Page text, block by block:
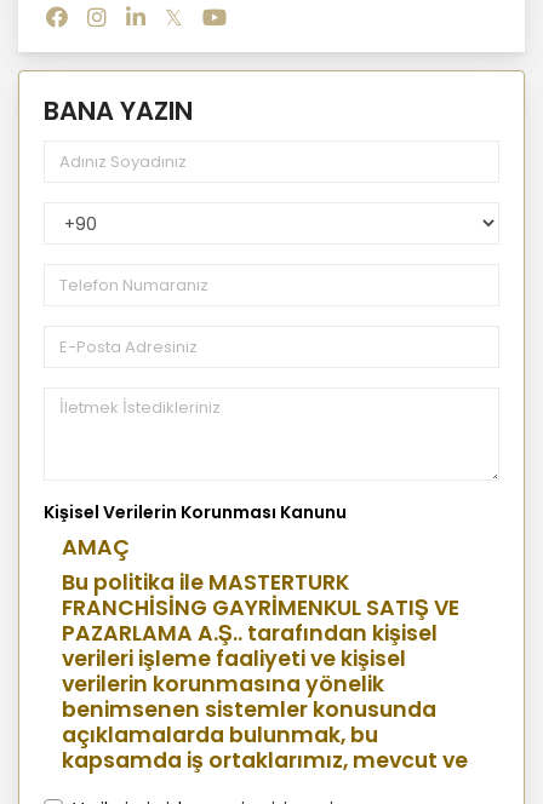
BANA YAZIN
PhoneNumberCountryPhoneCode
Kişisel Verilerin Korunması Kanunu
AMAÇ
Bu politika ile MASTERTURK
FRANCHİSİNG GAYRİMENKUL SATIŞ VE
PAZARLAMA A.Ş.. tarafından kişisel
verileri işleme faaliyeti ve kişisel
verilerin korunmasına yönelik
benimsenen sistemler konusunda
açıklamalarda bulunmak, bu
kapsamda iş ortaklarımız, mevcut ve